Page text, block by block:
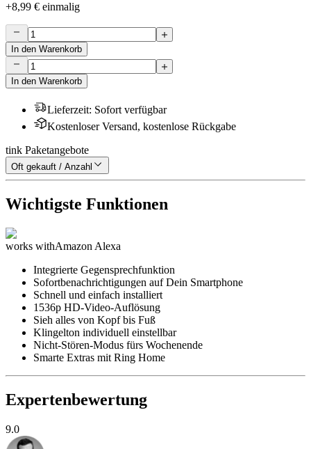
+8,99 € einmalig
In den Warenkorb
In den Warenkorb
Lieferzeit: Sofort verfügbar
Kostenloser Versand, kostenlose Rückgabe
tink Paketangebote
Oft gekauft / Anzahl
Wichtigste Funktionen
works withAmazon Alexa
Integrierte Gegensprechfunktion
Sofortbenachrichtigungen auf Dein Smartphone
Schnell und einfach installiert
1536p HD-Video-Auflösung
Sieh alles von Kopf bis Fuß
Klingelton individuell einstellbar
Nicht-Stören-Modus fürs Wochenende
Smarte Extras mit Ring Home
Expertenbewertung
9.0